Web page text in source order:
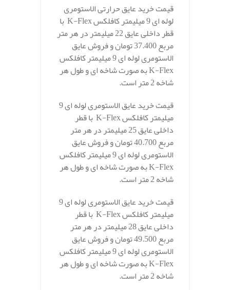
قیمت خرید عایق حرارتی الاستومری
لوله ای 9 میلیمتر کافلکس K-Flex با
قطر داخلی عایق 22 میلیمتر در هر متر
مربع 37.400 تومان و فروش عایق
الاستومری لوله ای 9 میلیمتر کافلکس
K-Flex به صورت شاخه ای و طول هر
شاخه 2 متر است.
قیمت خرید عایق الاستومری لوله ای 9
میلیمتر کافلکس K-Flex با قطر
داخلی عایق 25 میلیمتر در هر متر
مربع 40.700 تومان و فروش عایق
الاستومری لوله ای 9 میلیمتر کافلکس
K-Flex به صورت شاخه ای و طول هر
شاخه 2 متر است.
قیمت خرید عایق الاستومری لوله ای 9
میلیمتر کافلکس K-Flex با قطر
داخلی عایق 28 میلیمتر در هر متر
مربع 49.500 تومان و فروش عایق
الاستومری لوله ای 9 میلیمتر کافلکس
K-Flex به صورت شاخه ای و طول هر
شاخه 2 متر است.